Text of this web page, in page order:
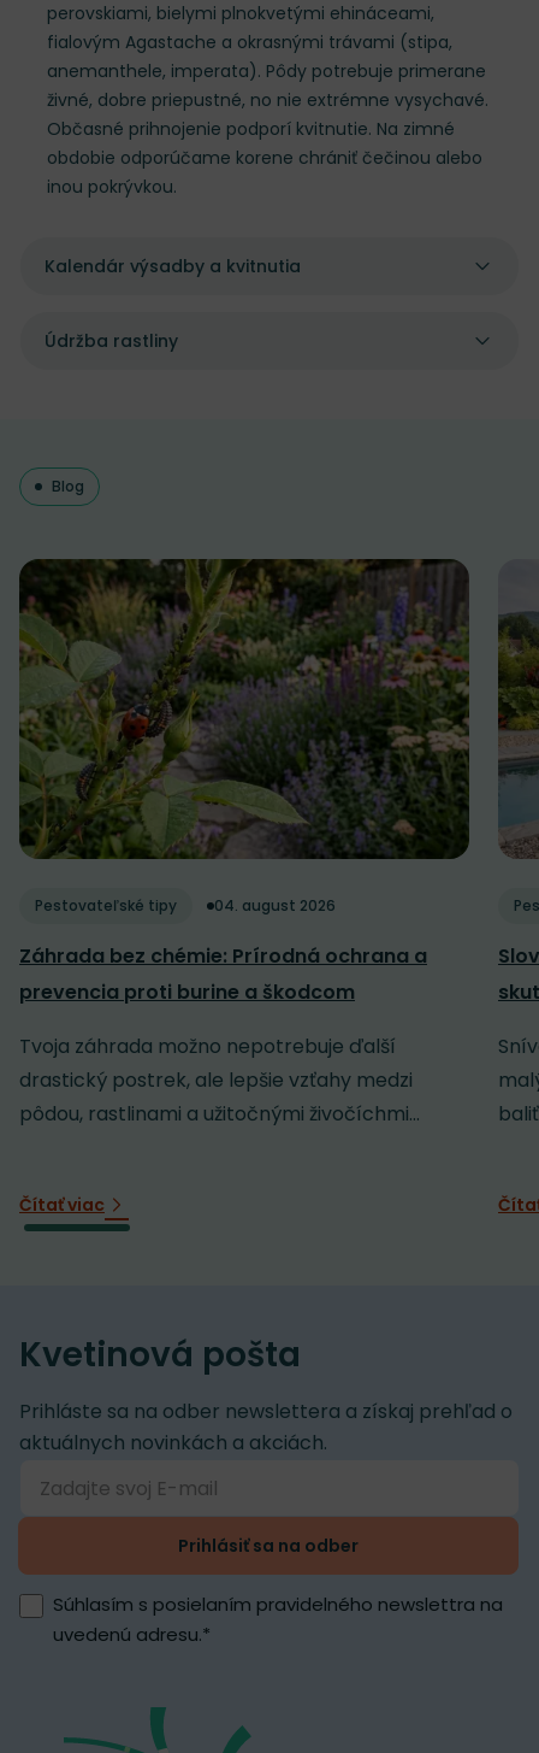
perovskiami, bielymi plnokvetými ehináceami,
fialovým Agastache a okrasnými trávami (stipa,
anemanthele, imperata). Pôdy potrebuje primerane
živné, dobre priepustné, no nie extrémne vysychavé.
Občasné prihnojenie podporí kvitnutie. Na zimné
obdobie odporúčame korene chrániť čečinou alebo
inou pokrývkou.
Kalendár výsadby a kvitnutia
Údržba rastliny
Blog
Pestovateľské tipy 04. august 2026
Záhrada bez chémie: Prírodná ochrana a
prevencia proti burine a škodcom
Tvoja záhrada možno nepotrebuje ďalší
drastický postrek, ale lepšie vzťahy medzi
pôdou, rastlinami a užitočnými živočíchmi...
Čítať viac
Kvetinová pošta
Prihláste sa na odber newslettera a získaj prehľad o
aktuálnych novinkách a akciách.
Prihlásiť sa na odber
Súhlasím s posielaním pravidelného newslettra na
uvedenú adresu.*